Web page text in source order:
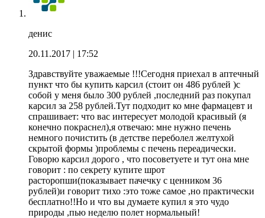
денис
20.11.2017 | 17:52
Здравствуйте уважаемые !!!Сегодня приехал в аптечный
пункт что бы купить карсил (стоит он 486 рублей )с
собой у меня было 300 рублей ,последний раз покупал
карсил за 258 рублей.Тут подходит ко мне фармацевт и
спрашивает: что вас интересует молодой красивый (я
конечно покраснел),я отвечаю: мне нужно печень
немного почистить (в детстве переболел желтухой
скрытой формы )проблемы с печень переадически.
Говорю карсил дорого , что посоветуете и тут она мне
говорит : по секрету купите шрот
расторопши(показывает пачечку с ценником 36
рублей)и говорит тихо :это тоже самое ,но практически
бесплатно!!Но и что вы думаете купил я это чудо
природы ,пью неделю полет нормальный!